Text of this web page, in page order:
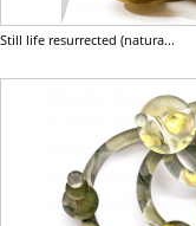
Still life resurrected (natura...